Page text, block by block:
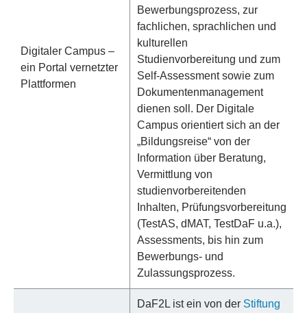
Digitaler Campus –
ein Portal vernetzter
Plattformen
Bewerbungsprozess, zur
fachlichen, sprachlichen und
kulturellen
Studienvorbereitung und zum
Self-Assessment sowie zum
Dokumentenmanagement
dienen soll. Der Digitale
Campus orientiert sich an der
„Bildungsreise“ von der
Information über Beratung,
Vermittlung von
studienvorbereitenden
Inhalten, Prüfungsvorbereitung
(TestAS, dMAT, TestDaF u.a.),
Assessments, bis hin zum
Bewerbungs- und
Zulassungsprozess.
DaF2L ist ein von der Stiftung